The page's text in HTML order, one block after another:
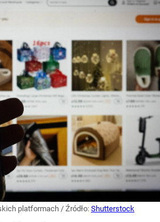
platformach / Źródło: Shutterstock